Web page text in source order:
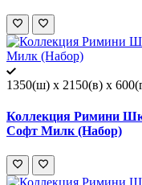
1350(ш) x 2150(в) x
Коллекция Римини
Софт Милк (Набор)